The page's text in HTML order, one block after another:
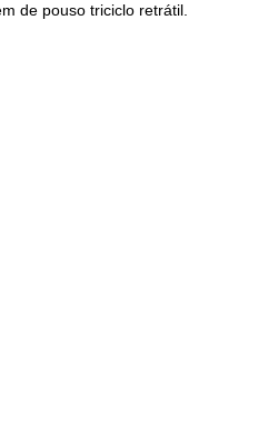
de pouso triciclo retrátil.